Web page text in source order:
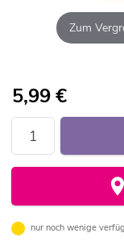
Zum
5,99€
nur noch wenige